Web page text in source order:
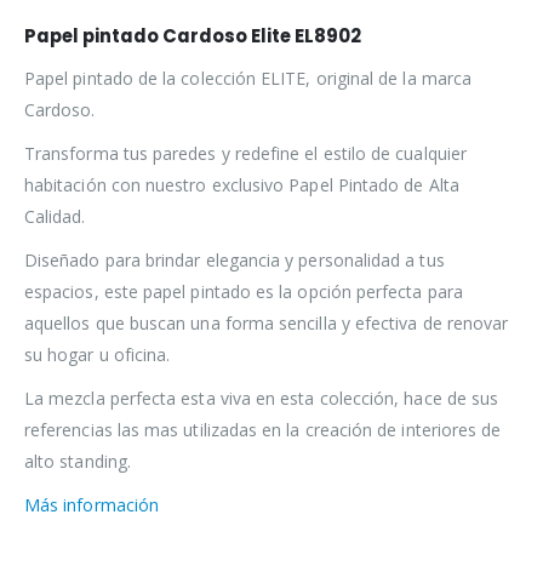
Papel pintado Cardoso Elite EL8902
Papel pintado de la colección ELITE, original de la marca
Cardoso.
Transforma tus paredes y redefine el estilo de cualquier
habitación con nuestro exclusivo Papel Pintado de Alta
Calidad.
Diseñado para brindar elegancia y personalidad a tus
espacios, este papel pintado es la opción perfecta para
aquellos que buscan una forma sencilla y efectiva de renovar
su hogar u oficina.
La mezcla perfecta esta viva en esta colección, hace de sus
referencias las mas utilizadas en la creación de interiores de
alto standing.
Más información